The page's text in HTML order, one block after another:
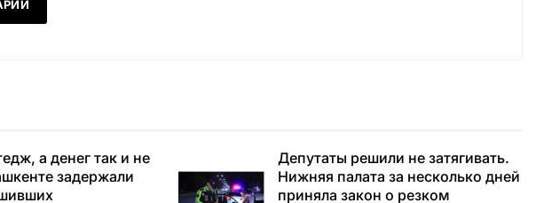
а денег так и не
задержали
Депутаты решили не затягивать.
Нижняя палата за несколько дней
приняла закон о резком